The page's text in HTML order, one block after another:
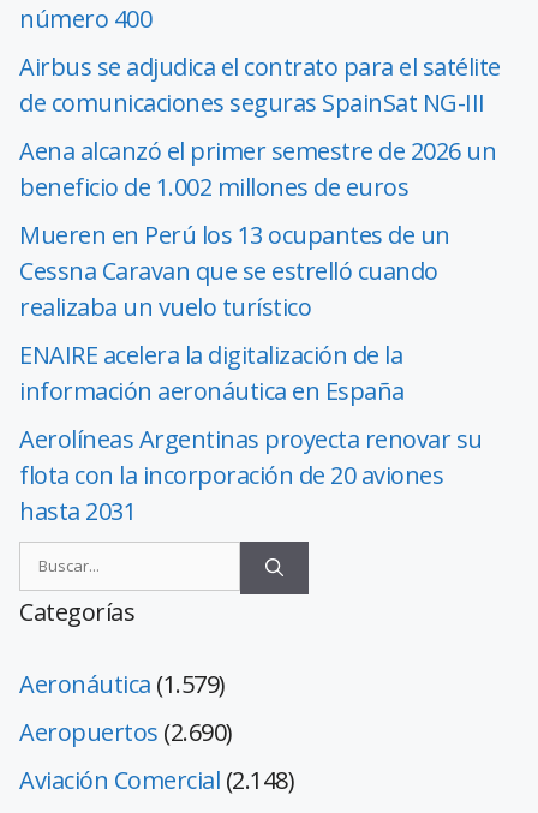
número 400
Airbus se adjudica el contrato para el satélite
de comunicaciones seguras SpainSat NG-III
Aena alcanzó el primer semestre de 2026 un
beneficio de 1.002 millones de euros
Mueren en Perú los 13 ocupantes de un
Cessna Caravan que se estrelló cuando
realizaba un vuelo turístico
ENAIRE acelera la digitalización de la
información aeronáutica en España
Aerolíneas Argentinas proyecta renovar su
flota con la incorporación de 20 aviones
hasta 2031
Categorías
Aeronáutica (1.579)
Aeropuertos (2.690)
Aviación Comercial (2.148)